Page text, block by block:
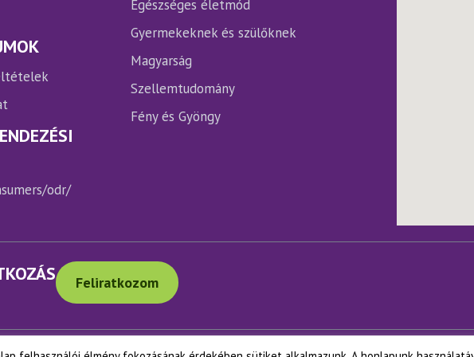
odr/
Egészséges életmód
Gyermekeknek és szülőknek
Magyarság
Szellemtudomány
Fény és Gyöngy
Feliratkozom